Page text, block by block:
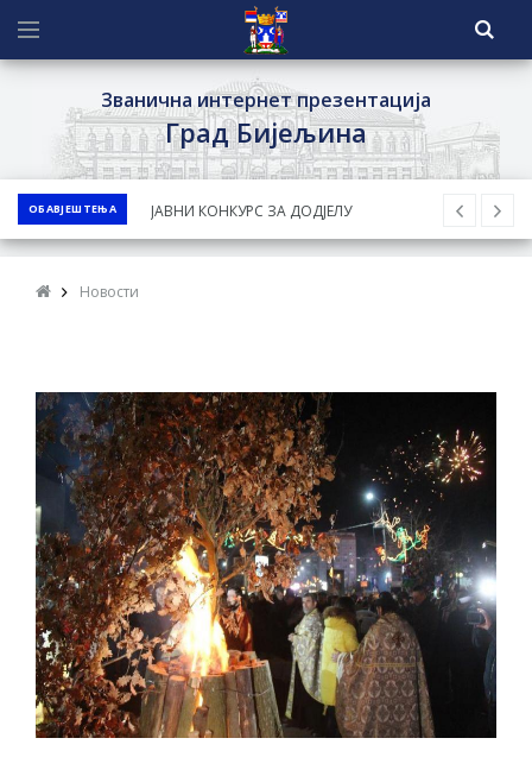
Званична интернет презентација
Град Бијељина
ОБАВЈЕШТЕЊА
Обавјештење за предузетника - Ненад
Нукић
ВОЈСКЕ РЕПУБЛИКЕ СРПСКЕ У СТАЊУ
СОЦИЈАЛНЕ ПОТРЕБЕ
Обрасци захтјева за регресирано
гориво доступни од 13. марта до 15.
новембра
Захтјев за издавање ПОНОСНЕ КАРТИЦЕ
Обавјештење за предузетника - Вера
Ујић
ЈАВНИ ПОЗИВ ЗА ПРИЈАВУ
НЕПРОПИСНОГ ОДЛАГАЊА ОТПАДА УЗ
Новости